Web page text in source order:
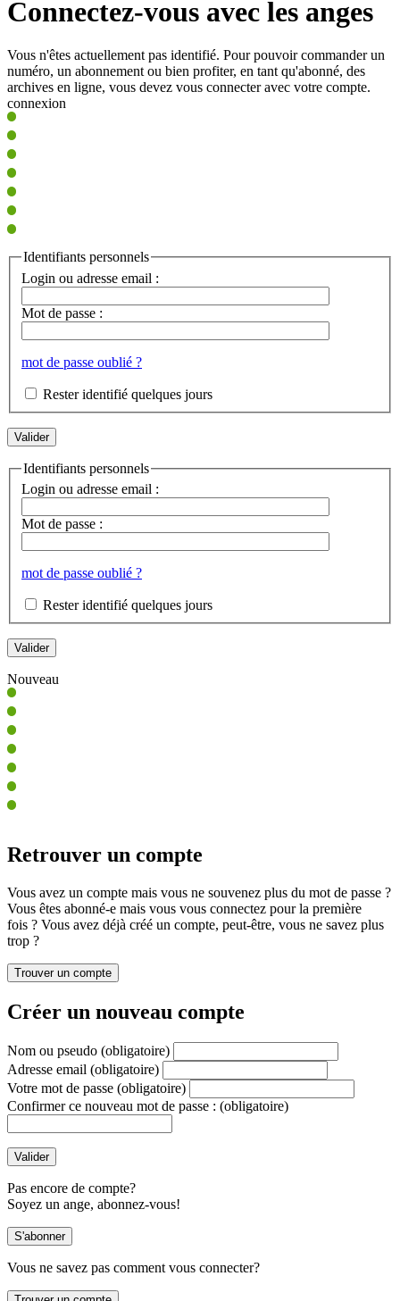
Connectez-vous avec les anges
Vous n'êtes actuellement pas identifié. Pour pouvoir commander un
numéro, un abonnement ou bien profiter, en tant qu'abonné, des
archives en ligne, vous devez vous connecter avec votre compte.
connexion
Identifiants personnels
Login ou adresse email :
Mot de passe :
mot de passe oublié ?
Rester identifié quelques jours
Identifiants personnels
Login ou adresse email :
Mot de passe :
mot de passe oublié ?
Rester identifié quelques jours
Nouveau
Retrouver un compte
Vous avez un compte mais vous ne souvenez plus du mot de passe ?
Vous êtes abonné-e mais vous vous connectez pour la première
fois ? Vous avez déjà créé un compte, peut-être, vous ne savez plus
trop ?
Créer un nouveau compte
Nom ou pseudo (obligatoire)
Adresse email (obligatoire)
Votre mot de passe (obligatoire)
Confirmer ce nouveau mot de passe : (obligatoire)
Pas encore de compte?
Soyez un ange, abonnez-vous!
Vous ne savez pas comment vous connecter?